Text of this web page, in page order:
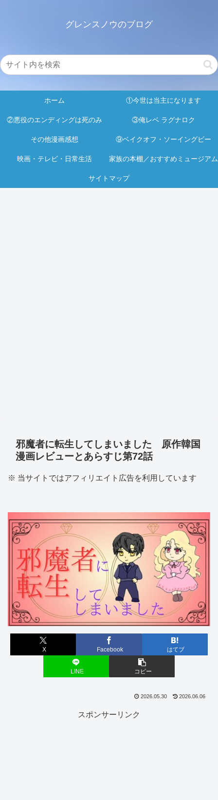
グレンスノウのブログ
ホーム ①今世は当主になります
②悪役のエンディングは死のみ ③俺レベ ラグナロク
その他漫画感想 ⑨ベイクオフ・ソーイングビー
映画・テレビ・日常生活 家族の本棚／おすすめミュージアム
サイトマップ
邪魔者に転生してしまいました 原作韓国
漫画レビューとあらすじ第72話
※ 当サイトではアフィリエイト広告を利用しています
X Facebook はてブ
LINE コピー
2026.05.30 2026.06.06
スポンサーリンク